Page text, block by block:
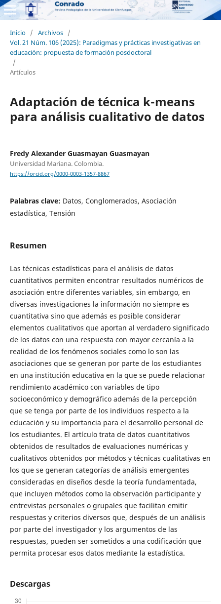
Inicio / Archivos /
Vol. 21 Núm. 106 (2025): Paradigmas y prácticas investigativas en
educación: propuesta de formación posdoctoral
/
Artículos
Adaptación de técnica k-means
para análisis cualitativo de datos
Fredy Alexander Guasmayan Guasmayan
Universidad Mariana. Colombia.
https://orcid.org/0000-0003-1357-8867
Palabras clave: Datos, Conglomerados, Asociación
estadística, Tensión
Resumen
Las técnicas estadísticas para el análisis de datos
cuantitativos permiten encontrar resultados numéricos de
asociación entre diferentes variables, sin embargo, en
diversas investigaciones la información no siempre es
cuantitativa sino que además es posible considerar
elementos cualitativos que aportan al verdadero significado
de los datos con una respuesta con mayor cercanía a la
realidad de los fenómenos sociales como lo son las
asociaciones que se generan por parte de los estudiantes
en una institución educativa en la que se puede relacionar
rendimiento académico con variables de tipo
socioeconómico y demográfico además de la percepción
que se tenga por parte de los individuos respecto a la
educación y su importancia para el desarrollo personal de
los estudiantes. El artículo trata de datos cuantitativos
obtenidos de resultados de evaluaciones numéricas y
cualitativos obtenidos por métodos y técnicas cualitativas en
los que se generan categorías de análisis emergentes
consideradas en diseños desde la teoría fundamentada,
que incluyen métodos como la observación participante y
entrevistas personales o grupales que facilitan emitir
respuestas y criterios diversos que, después de un análisis
por parte del investigador y los argumentos de las
respuestas, pueden ser sometidos a una codificación que
permita procesar esos datos mediante la estadística.
Descargas